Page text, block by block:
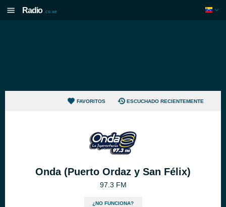
Radio .co.ve
FAVORITOS ESCUCHADO RECIENTEMENTE
Onda (Puerto Ordaz y San Félix)
97.3 FM
¿NO FUNCIONA?